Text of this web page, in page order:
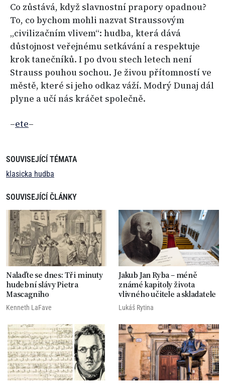
Co zůstává, když slavnostní prapory opadnou?
To, co bychom mohli nazvat Straussovým
„civilizačním vlivem“: hudba, která dává
důstojnost veřejnému setkávání a respektuje
krok tanečníků. I po dvou stech letech není
Strauss pouhou sochou. Je živou přítomností ve
městě, které si jeho odkaz váží. Modrý Dunaj dál
plyne a učí nás kráčet společně.
–ete–
SOUVISEJÍCÍ TÉMATA
klasicka hudba
SOUVISEJÍCÍ ČLÁNKY
Nalaďte se dnes: Tři minuty
hudební slávy Pietra
Mascagniho
Kenneth LaFave
Jakub Jan Ryba – méně
známé kapitoly života
vlivného učitele a skladatele
Lukáš Rytina